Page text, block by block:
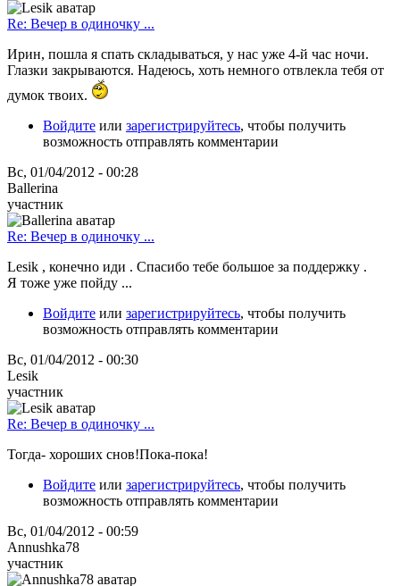
Re: Вечер в одиночку ...
Ирин, пошла я спать складываться, у нас уже 4-й час ночи.
Глазки закрываются. Надеюсь, хоть немного отвлекла тебя от
думок твоих.
Войдите или зарегистрируйтесь, чтобы получить
возможность отправлять комментарии
Вс, 01/04/2012 - 00:28
Ballerina
участник
Re: Вечер в одиночку ...
Lesik , конечно иди . Спасибо тебе большое за поддержку .
Я тоже уже пойду ...
Войдите или зарегистрируйтесь, чтобы получить
возможность отправлять комментарии
Вс, 01/04/2012 - 00:30
Lesik
участник
Re: Вечер в одиночку ...
Тогда- хороших снов!Пока-пока!
Войдите или зарегистрируйтесь, чтобы получить
возможность отправлять комментарии
Вс, 01/04/2012 - 00:59
Annushka78
участник